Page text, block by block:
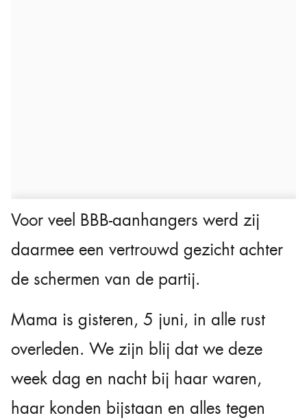
Voor veel BBB-aanhangers werd zij
daarmee een vertrouwd gezicht achter
de schermen van de partij.
Mama is gisteren, 5 juni, in alle rust
overleden. We zijn blij dat we deze
week dag en nacht bij haar waren,
haar konden bijstaan en alles tegen